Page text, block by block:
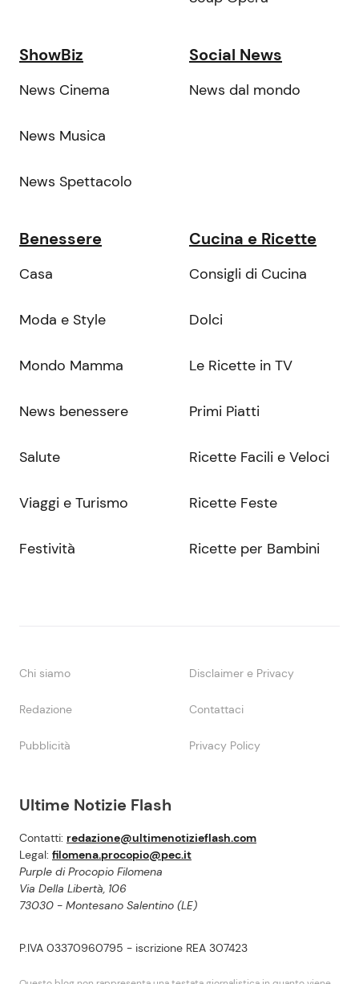
Ultime Notizie Flash
Contatti: redazione@ultimenotizieflash.com
Legal: filomena.procopio@pec.it
Purple di Procopio Filomena
Via Della Libertà, 106
73030 - Montesano Salentino (LE)
P.IVA 03370960795 - iscrizione REA 307423
ShowBiz
News Cinema
News Musica
News Spettacolo
Social News
News dal mondo
Benessere
Casa
Moda e Style
Mondo Mamma
News benessere
Salute
Viaggi e Turismo
Festività
Cucina e Ricette
Consigli di Cucina
Dolci
Le Ricette in TV
Primi Piatti
Ricette Facili e Veloci
Ricette Feste
Ricette per Bambini
Chi siamo Disclaimer e Privacy
Redazione Contattaci
Pubblicità Privacy Policy